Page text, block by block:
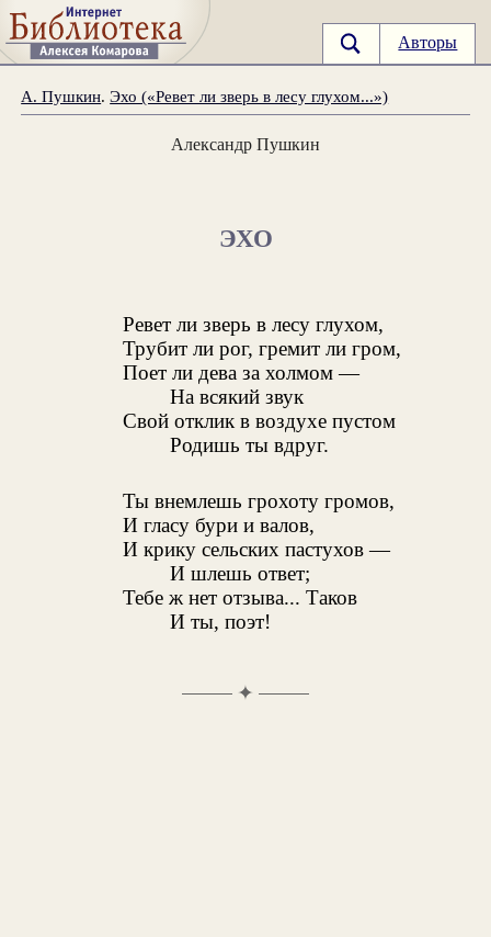
Авторы
А. Пушкин.Эхо («Ревет ли зверь в лесу глухом...»)
Александр Пушкин
ЭХО
Ревет ли зверь в лесу глухом,
Трубит ли рог, гремит ли гром,
Поет ли дева за холмом —
На всякий звук
Свой отклик в воздухе пустом
Родишь ты вдруг.
Ты внемлешь грохоту громов,
И гласу бури и валов,
И крику сельских пастухов —
И шлешь ответ;
Тебе ж нет отзыва... Таков
И ты, поэт!
✦